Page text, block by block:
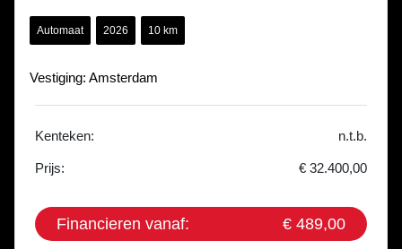
Automaat 2026 10 km
Vestiging: Amsterdam
Kenteken: n.t.b.
Prijs: € 32.400,00
Financieren vanaf: € 489,00